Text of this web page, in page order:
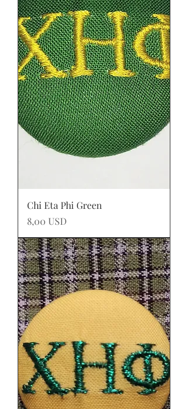
Chi Eta Phi Green
Prezzo
8,00 USD